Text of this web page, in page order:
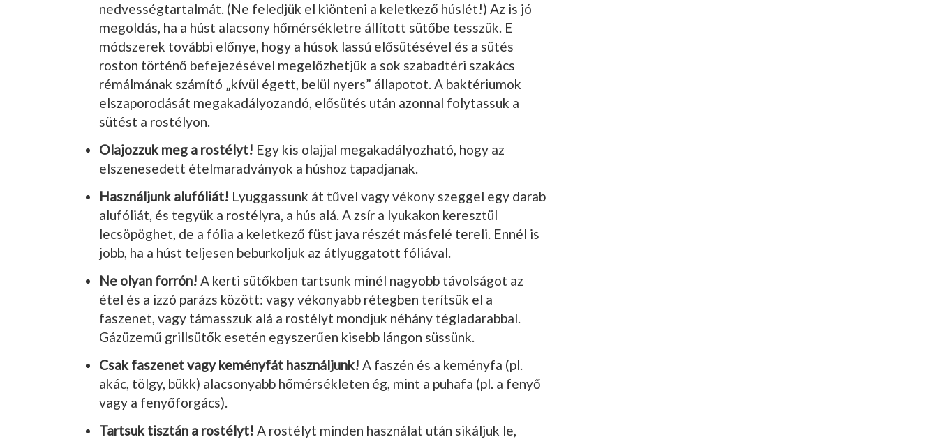
nedvességtartalmát. (Ne feledjük el kiönteni a keletkező húslét!) Az is jó
megoldás, ha a húst alacsony hőmérsékletre állított sütőbe tesszük. E
módszerek további előnye, hogy a hú­sok lassú elősütésével és a sütés
roston történő befejezésével megelőzhetjük a sok szabadtéri szakács
rémálmának számító „kívül égett, belül nyers” állapotot. A bak­tériumok
elszaporodását megakadályo­zandó, elősütés után azonnal folytassuk a
sütést a rostélyon.
Olajozzuk meg a rostélyt! Egy kis olajjal megakadályozható, hogy az
elszenesedett ételmaradványok a húshoz tapadjanak.
Használjunk alufóliát! Lyuggassunk át tűvel vagy vékony szeggel egy darab
alufó­liát, és tegyük a rostélyra, a hús alá. A zsír a lyukakon keresztül
lecsöpöghet, de a fólia a keletkező füst java részét másfelé tereli. Ennél is
jobb, ha a húst teljesen beburkoljuk az átlyuggatott fóliával.
Ne olyan forrón! A kerti sütőkben tart­sunk minél nagyobb távolságot az
étel és a izzó parázs között: vagy vékonyabb réteg­ben terítsük el a
faszenet, vagy támasszuk alá a rostélyt mondjuk néhány tégladarab­bal.
Gázüzemű grillsütők esetén egyszerűen kisebb lángon süssünk.
Csak faszenet vagy keményfát használjunk! A faszén és a keményfa (pl.
akác, tölgy, bükk) alacsonyabb hőmérsékleten ég, mint a puhafa (pl. a fenyő
vagy a fenyőforgács).
Tartsuk tisztán a rostélyt! A rostélyt minden használat után sikáljuk le,